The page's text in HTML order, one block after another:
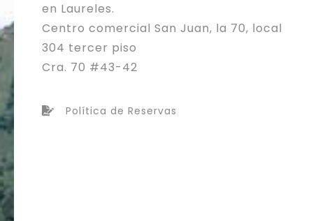
en Laureles.
Centro comercial San Juan, la 70, local
304 tercer piso
Cra. 70 #43-42
Política de Reservas